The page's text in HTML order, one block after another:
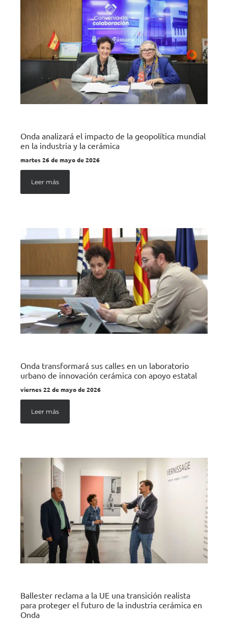
Onda analizará el impacto de la geopolítica mundial
en la industria y la cerámica
martes 26 de mayo de 2026
Leer más
Onda transformará sus calles en un laboratorio
urbano de innovación cerámica con apoyo estatal
viernes 22 de mayo de 2026
Leer más
Ballester reclama a la UE una transición realista
para proteger el futuro de la industria cerámica en
Onda